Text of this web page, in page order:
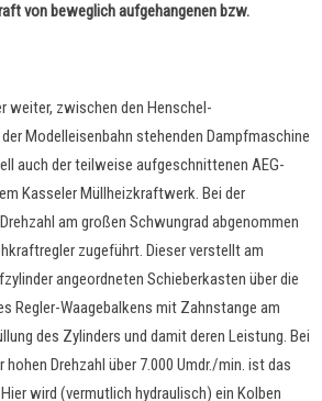
von beweglich aufgehangenen bzw.
weiter, zwischen den Henschel-
Modelleisenbahn stehenden Dampfmaschine
auch der teilweise aufgeschnittenen AEG-
Kasseler Müllheizkraftwerk. Bei der
am großen Schwungrad abgenommen
zugeführt. Dieser verstellt am
angeordneten Schieberkasten über die
Regler-Waagebalkens mit Zahnstange am
des Zylinders und damit deren Leistung. Bei
Drehzahl über 7.000 Umdr./min. ist das
wird (vermutlich hydraulisch) ein Kolben